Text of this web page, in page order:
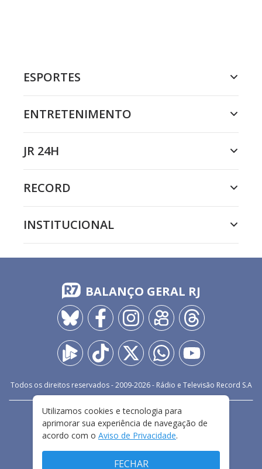
ESPORTES
ENTRETENIMENTO
JR 24H
RECORD
INSTITUCIONAL
BALANÇO GERAL RJ
Todos os direitos reservados - 2009-2026- Rádio e Televisão Record S.A
FALE CONOSCO
PRIVACIDADE
TERMOS E CONDIÇÕES DE USO
Utilizamos cookies e tecnologia para
aprimorar sua experiência de navegação de
acordo com o Aviso de Privacidade.
FECHAR